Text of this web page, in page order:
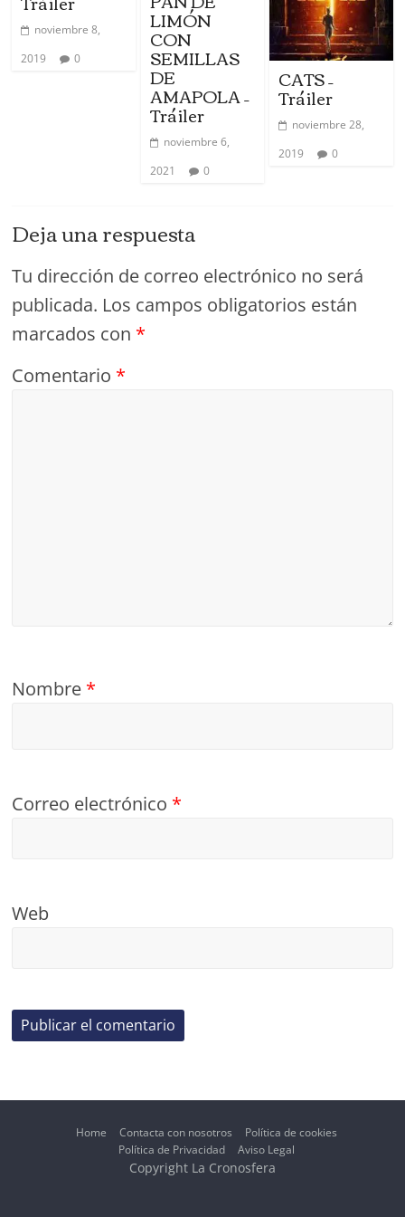
noviembre 8,
2019
0
LIMÓN
CON
SEMILLAS
DE
AMAPOLA –
Tráiler
noviembre 6,
2021
0
CATS –
Tráiler
noviembre 28,
2019
0
Deja una respuesta
Tu dirección de correo electrónico no será
publicada. Los campos obligatorios están
marcados con *
Comentario *
Nombre *
Correo electrónico *
Web
Home Contacta con nosotros
Política de cookies
Política de Privacidad
Aviso Legal
Copyright La Cronosfera